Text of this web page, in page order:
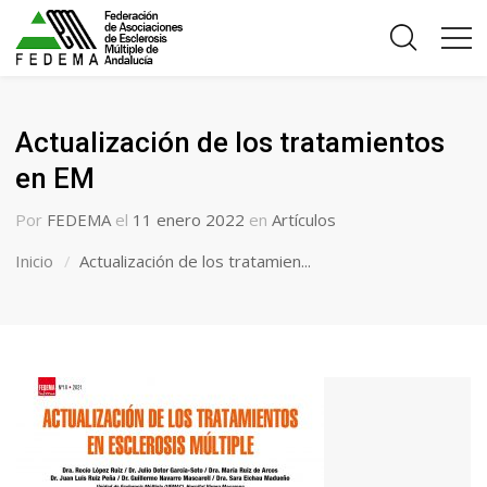
Actualización de los tratamientos
en EM
Por FEDEMA el 11 enero 2022 en Artículos
Inicio
Actualización de los tratamien...